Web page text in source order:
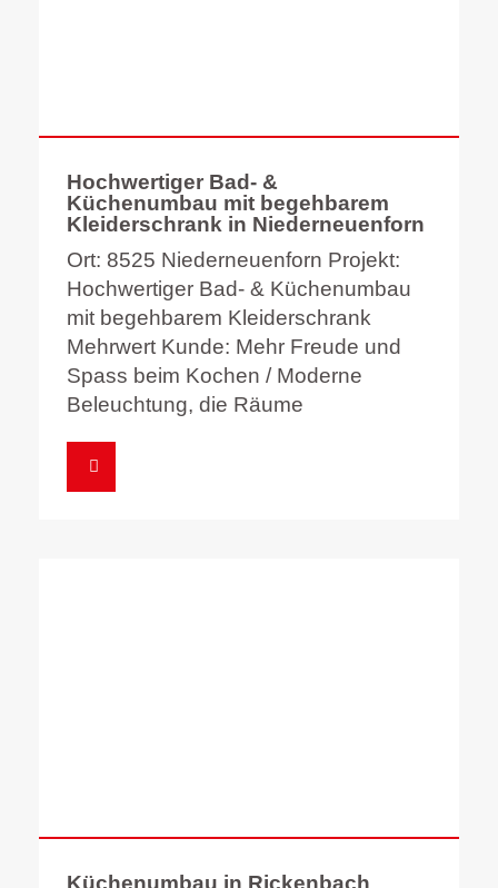
Hochwertiger Bad- &
Küchenumbau mit begehbarem
Kleiderschrank in Niederneuenforn
Ort: 8525 Niederneuenforn Projekt:
Hochwertiger Bad- & Küchenumbau
mit begehbarem Kleiderschrank
Mehrwert Kunde: Mehr Freude und
Spass beim Kochen / Moderne
Beleuchtung, die Räume
Küchenumbau in Rickenbach